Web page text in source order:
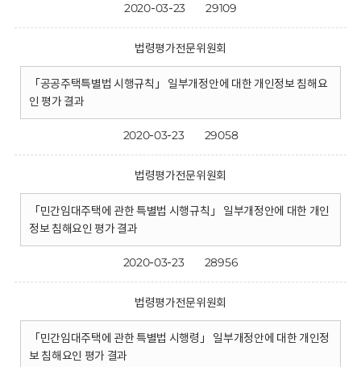
2020-03-23 29109
법령평가전문위원회
「공공주택특별법 시행규칙」 일부개정안에 대한 개인정보 침해요
인 평가 결과
2020-03-23 29058
법령평가전문위원회
「민간임대주택에 관한 특별법 시행규칙」 일부개정안에 대한 개인
정보 침해요인 평가 결과
2020-03-23 28956
법령평가전문위원회
「민간임대주택에 관한 특별법 시행령」 일부개정안에 대한 개인정
보 침해요인 평가 결과